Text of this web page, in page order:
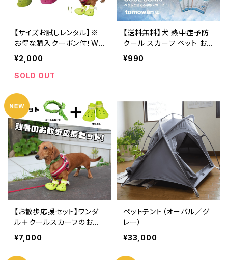
【サイズお試しレンタル】※
お得な購入クーポン付！WA
NDALの試着お試しレンタル
プランです
¥2,000
SOLD OUT
【送料無料】犬 熱中症予防
クール スカーフ ペット お
揃い ネッククーラー 冷却
¥990
【お散歩応援セット】ワンダ
ル＋クールスカーフのお得
セット！ 犬 用 靴 肉球 保
護 火傷 傷 防止 シューズ
サンダル 夏 冬 散歩 防災
¥7,000
ペットテント（オーバル／グ
レー）
¥33,000